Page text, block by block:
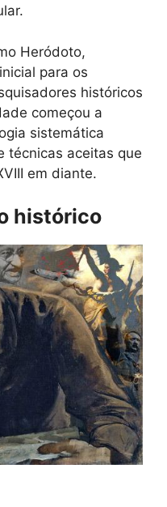
Heródoto,
para os
históricos
começou a
sistemática
técnicas aceitas que
em diante.
histórico